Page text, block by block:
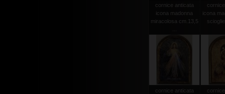
cornice anticata
icona madonna
miracolosa cm.13,5
icona
cornice anticata